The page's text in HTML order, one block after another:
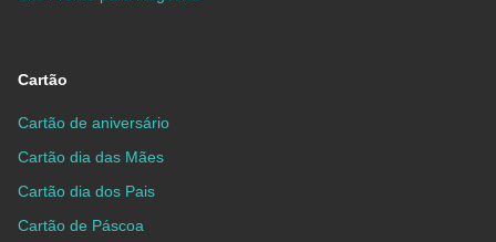
Cartão
Cartão de aniversário
Cartão dia das Mães
Cartão dia dos Pais
Cartão de Páscoa